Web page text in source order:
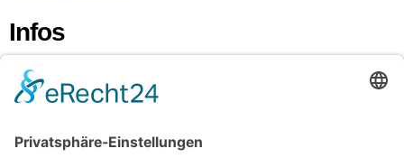
Infos
IMPRESSUM
COPYRIGHT
VERSAND UND ZAHLUNG